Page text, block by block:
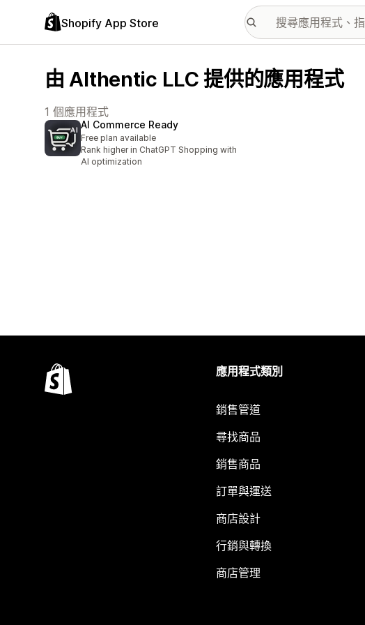
Shopify App Store
由 AIthentic LLC 提供的應用程式
1 個應用程式
AI Commerce Ready
Free plan available
Rank higher in ChatGPT Shopping with
AI optimization
應用程式類別
銷售管道
尋找商品
銷售商品
訂單與運送
商店設計
行銷與轉換
商店管理